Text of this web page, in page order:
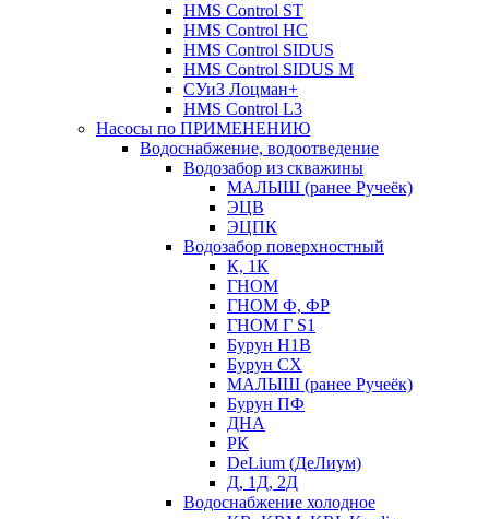
HMS Control ST
HMS Control HC
HMS Control SIDUS
HMS Control SIDUS M
СУиЗ Лоцман+
HMS Control L3
Насосы по ПРИМЕНЕНИЮ
Водоснабжение, водоотведение
Водозабор из скважины
МАЛЫШ (ранее Ручеёк)
ЭЦВ
ЭЦПК
Водозабор поверхностный
К, 1К
ГНОМ
ГНОМ Ф, ФР
ГНОМ Г S1
Бурун Н1В
Бурун СХ
МАЛЫШ (ранее Ручеёк)
Бурун ПФ
ДНА
РК
DeLium (ДеЛиум)
Д, 1Д, 2Д
Водоснабжение холодное